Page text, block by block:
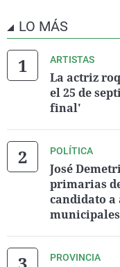
LO MÁS
ARTISTAS
La actriz
el 25 de
final'
POLÍTICA
José
primarias
candidato a
municipales
PROVINCIA